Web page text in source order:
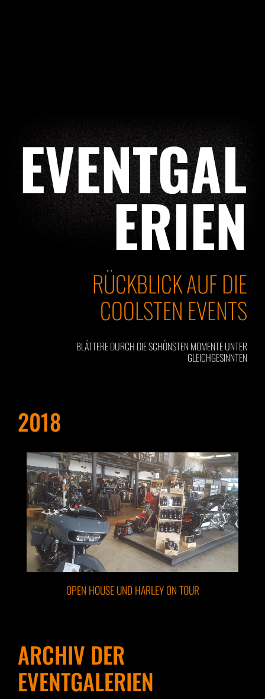
EVENTGAL
ERIEN
RÜCKBLICK AUF DIE
COOLSTEN EVENTS
BLÄTTERE DURCH DIE SCHÖNSTEN MOMENTE UNTER
GLEICHGESINNTEN
2018
OPEN HOUSE UND HARLEY ON TOUR
ARCHIV DER
EVENTGALERIEN